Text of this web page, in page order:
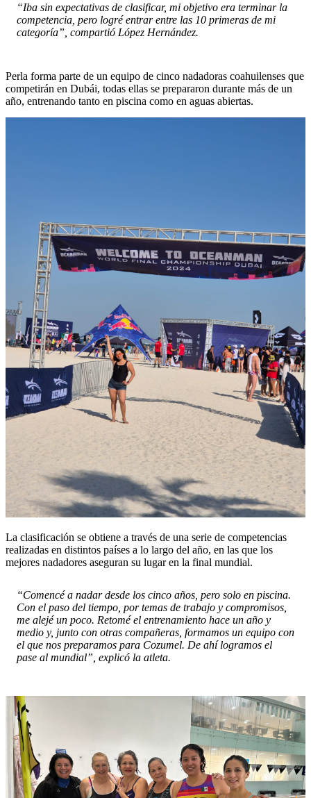
“Iba sin expectativas de clasificar, mi objetivo era terminar la
competencia, pero logré entrar entre las 10 primeras de mi
categoría”, compartió López Hernández.
Perla forma parte de un equipo de cinco nadadoras coahuilenses que
competirán en Dubái, todas ellas se prepararon durante más de un
año, entrenando tanto en piscina como en aguas abiertas.
La clasificación se obtiene a través de una serie de competencias
realizadas en distintos países a lo largo del año, en las que los
mejores nadadores aseguran su lugar en la final mundial.
“Comencé a nadar desde los cinco años, pero solo en piscina.
Con el paso del tiempo, por temas de trabajo y compromisos,
me alejé un poco. Retomé el entrenamiento hace un año y
medio y, junto con otras compañeras, formamos un equipo con
el que nos preparamos para Cozumel. De ahí logramos el
pase al mundial”, explicó la atleta.